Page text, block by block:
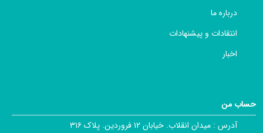
درباره ما
انتقادات و پیشنهادات
اخبار
حساب من
آدرس : میدان انقلاب. خیابان ۱۲ فروردین. پلاک ۳۱۶